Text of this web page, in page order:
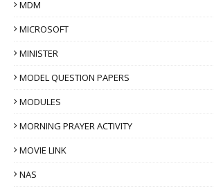
MDM
MICROSOFT
MINISTER
MODEL QUESTION PAPERS
MODULES
MORNING PRAYER ACTIVITY
MOVIE LINK
NAS